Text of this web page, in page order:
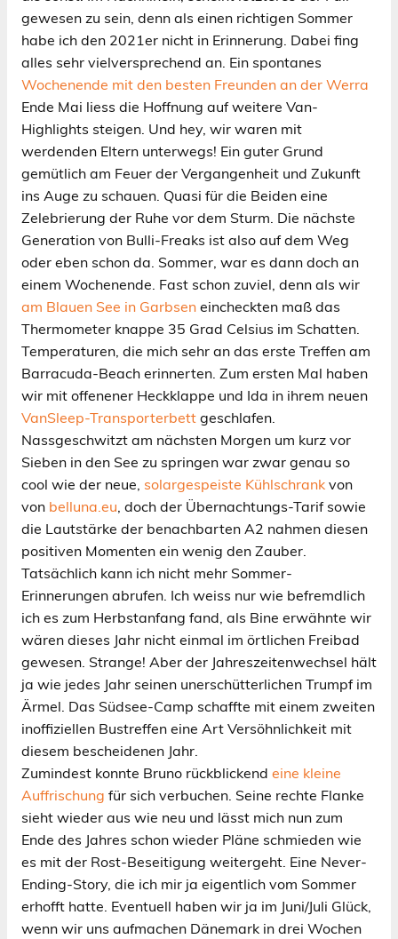
gewesen zu sein, denn als einen richtigen Sommer
habe ich den 2021er nicht in Erinnerung. Dabei fing
alles sehr vielversprechend an. Ein spontanes
Wochenende mit den besten Freunden an der Werra
Ende Mai liess die Hoffnung auf weitere Van-
Highlights steigen. Und hey, wir waren mit
werdenden Eltern unterwegs! Ein guter Grund
gemütlich am Feuer der Vergangenheit und Zukunft
ins Auge zu schauen. Quasi für die Beiden eine
Zelebrierung der Ruhe vor dem Sturm. Die nächste
Generation von Bulli-Freaks ist also auf dem Weg
oder eben schon da. Sommer, war es dann doch an
einem Wochenende. Fast schon zuviel, denn als wir
am Blauen See in Garbsen eincheckten maß das
Thermometer knappe 35 Grad Celsius im Schatten.
Temperaturen, die mich sehr an das erste Treffen am
Barracuda-Beach erinnerten. Zum ersten Mal haben
wir mit offenener Heckklappe und Ida in ihrem neuen
VanSleep-Transporterbett geschlafen.
Nassgeschwitzt am nächsten Morgen um kurz vor
Sieben in den See zu springen war zwar genau so
cool wie der neue, solargespeiste Kühlschrank von
von belluna.eu, doch der Übernachtungs-Tarif sowie
die Lautstärke der benachbarten A2 nahmen diesen
positiven Momenten ein wenig den Zauber.
Tatsächlich kann ich nicht mehr Sommer-
Erinnerungen abrufen. Ich weiss nur wie befremdlich
ich es zum Herbstanfang fand, als Bine erwähnte wir
wären dieses Jahr nicht einmal im örtlichen Freibad
gewesen. Strange! Aber der Jahreszeitenwechsel hält
ja wie jedes Jahr seinen unerschütterlichen Trumpf im
Ärmel. Das Südsee-Camp schaffte mit einem zweiten
inoffiziellen Bustreffen eine Art Versöhnlichkeit mit
diesem bescheidenen Jahr.
Zumindest konnte Bruno rückblickend eine kleine
Auffrischung für sich verbuchen. Seine rechte Flanke
sieht wieder aus wie neu und lässt mich nun zum
Ende des Jahres schon wieder Pläne schmieden wie
es mit der Rost-Beseitigung weitergeht. Eine Never-
Ending-Story, die ich mir ja eigentlich vom Sommer
erhofft hatte. Eventuell haben wir ja im Juni/Juli Glück,
wenn wir uns aufmachen Dänemark in drei Wochen